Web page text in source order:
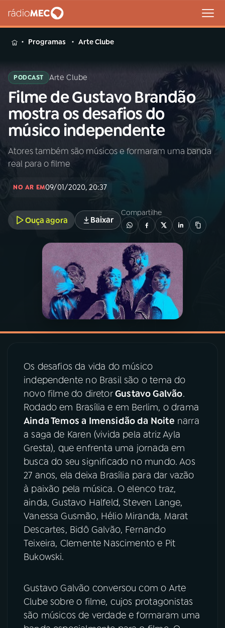
MENU
Buscar
na
Rádio
MEC
Buscar
Início AO VIVO
INÍCIO
A RÁDIO
PROGRAMAÇÃO
PROGRAMAS
PODCASTS
07ÚLTIMAS
08 PRÊMIO RÁDIO MEC
ACOMPANHE A RÁDIO MEC
YouTube Facebook
Instagram X
Programas Arte Clube
PODCAST Arte Clube
Filme de Gustavo Brandão
mostra os desafios do
músico independente
Atores também são músicos e formaram uma banda
real para o filme
NO AR EM09/01/2020, 20:37
Ouça agora Baixar
Compartilhe
Os desafios da vida do músico
independente no Brasil são o tema do
novo filme do diretorGustavo Galvão.
Rodado em Brasília e em Berlim, o drama
Ainda Temos a Imensidão da Noite narra
a saga de Karen (vivida pela atriz Ayla
Gresta), que enfrenta uma jornada em
busca do seu significado no mundo. Aos
27 anos, ela deixa Brasília para dar vazão
à paixão pela música. O elenco traz,
ainda, Gustavo Halfeld, Steven Lange,
Vanessa Gusmão, Hélio Miranda, Marat
Descartes, Bidô Galvão, Fernando
Teixeira, Clemente Nascimento e Pit
Bukowski.
Gustavo Galvão conversou com o Arte
Clube sobre o filme, cujos protagonistas
são músicos de verdade e formaram uma